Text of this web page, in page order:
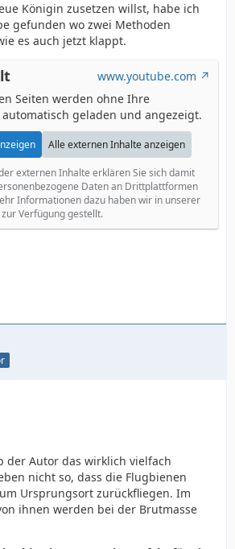
Königin zusetzen willst, habe ich
gefunden wo zwei Methoden
es auch jetzt klappt.
www.youtube.com
Seiten werden ohne Ihre
geladen und angezeigt.
Alle externen Inhalte anzeigen
externen Inhalte erklären Sie sich damit
Daten an Drittplattformen
Informationen dazu haben wir in unserer
Verfügung gestellt.
der Autor das wirklich vielfach
nicht so, dass die Flugbienen
Ursprungsort zurückfliegen. Im
ihnen werden bei der Brutmasse